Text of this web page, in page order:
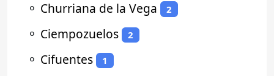
⚬ Churriana de la Vega 2
⚬ Ciempozuelos 2
⚬ Cifuentes 1